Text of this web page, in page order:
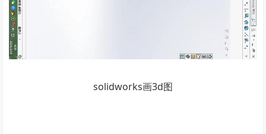
solidworks画3d图